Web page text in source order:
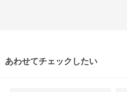
あわせてチェックしたい